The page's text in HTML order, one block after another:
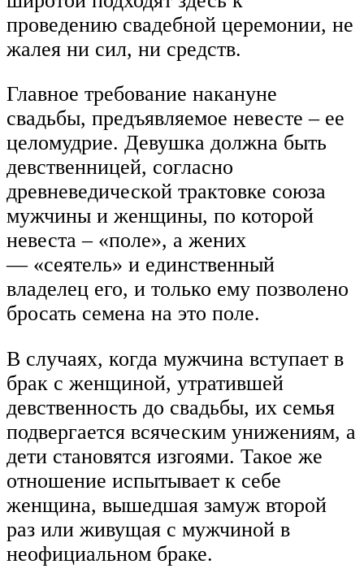
проведению свадебной церемонии, не
жалея ни сил, ни средств.
Главное требование накануне
свадьбы, предъявляемое невесте – ее
целомудрие. Девушка должна быть
девственницей, согласно
древневедической трактовке союза
мужчины и женщины, по которой
невеста – «поле», а жених
— «сеятель» и единственный
владелец его, и только ему позволено
бросать семена на это поле.
В случаях, когда мужчина вступает в
брак с женщиной, утратившей
девственность до свадьбы, их семья
подвергается всяческим унижениям, а
дети становятся изгоями. Такое же
отношение испытывает к себе
женщина, вышедшая замуж второй
раз или живущая с мужчиной в
неофициальном браке.